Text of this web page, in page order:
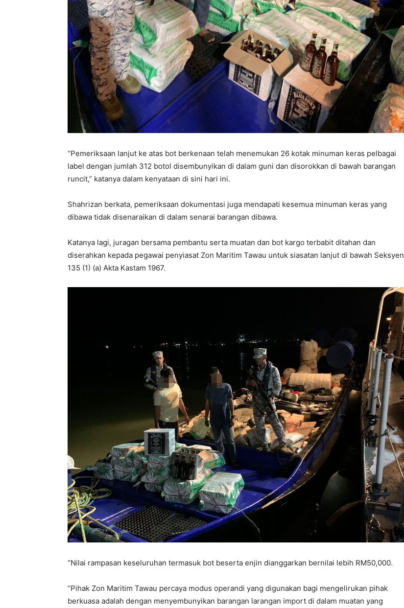
“Pemeriksaan lanjut ke atas bot berkenaan telah menemukan 26 kotak minuman keras pelbagai
label dengan jumlah 312 botol disembunyikan di dalam guni dan disorokkan di bawah barangan
runcit,” katanya dalam kenyataan di sini hari ini.
Shahrizan berkata, pemeriksaan dokumentasi juga mendapati kesemua minuman keras yang
dibawa tidak disenaraikan di dalam senarai barangan dibawa.
Katanya lagi, juragan bersama pembantu serta muatan dan bot kargo terbabit ditahan dan
diserahkan kepada pegawai penyiasat Zon Maritim Tawau untuk siasatan lanjut di bawah Seksyen
135 (1) (a) Akta Kastam 1967.
“Nilai rampasan keseluruhan termasuk bot beserta enjin dianggarkan bernilai lebih RM50,000.
“Pihak Zon Maritim Tawau percaya modus operandi yang digunakan bagi mengelirukan pihak
berkuasa adalah dengan menyembunyikan barangan larangan import di dalam muatan yang